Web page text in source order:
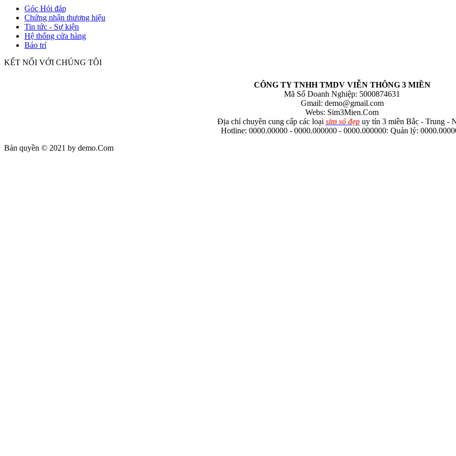
Góc Hỏi đáp
Chứng nhận thương hiệu
Tin tức - Sự kiện
Hệ thống cửa hàng
Báo trí
KẾT NỐI VỚI CHÚNG TÔI
CÔNG TY TNHH TMDV VIỄN THÔNG 3 MIỀN
Mã Số Doanh Nghiệp: 5000874631
Gmail: demo@gmail.com
Webs: Sim3Mien.Com
Địa chỉ chuyên cung cấp các loại sim số đẹpuy tín 3 miền Bắc - Trung -
Hotline: 0000.00000 - 0000.000000 - 0000.000000: Quản lý:
Bản quyền © 2021 by demo.Com